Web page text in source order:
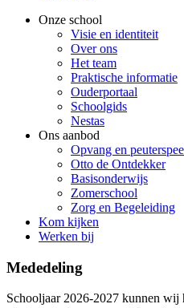
Onze school
Visie en identiteit
Over ons
Het team
Praktische informatie
Ouderportaal
Schoolgids
Nestas
Ons aanbod
Opvang en
Otto de Ontdekker
Basisonderwijs
Zomerschool
Zorg en Begeleiding
Kom kijken
Werken bij
Mededeling
Schooljaar 2026-2027 kunnen wij